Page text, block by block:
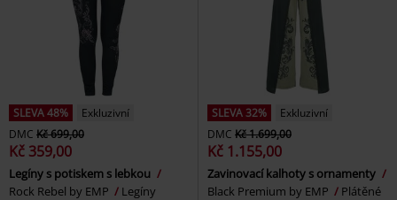
SLEVA 48%
Exkluzivní
DMC Kč 699,00
Kč 359,00
Legíny s potiskem s lebkou
Rock Rebel by EMP
Legíny
SLEVA 32%
Exkluzivní
DMC Kč 1.699,00
Kč 1.155,00
Zavinovací kalhoty s ornamenty
Black Premium by EMP
Plátěné